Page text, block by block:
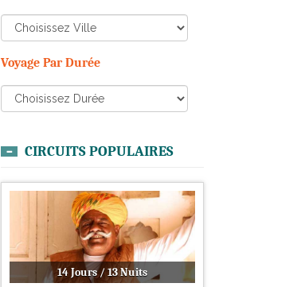
Voyage Par Durée
CIRCUITS POPULAIRES
14 Jours / 13 Nuits